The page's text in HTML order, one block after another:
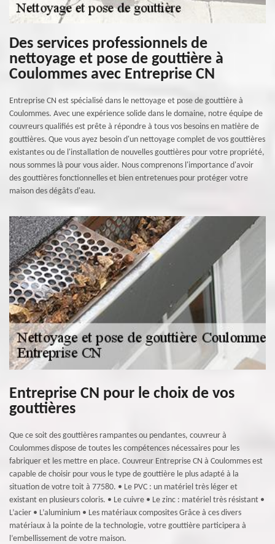
Des services professionnels de
nettoyage et pose de gouttière à
Coulommes avec Entreprise CN
Entreprise CN est spécialisé dans le nettoyage et pose de gouttière à
Coulommes. Avec une expérience solide dans le domaine, notre équipe de
couvreurs qualifiés est prête à répondre à tous vos besoins en matière de
gouttières. Que vous ayez besoin d'un nettoyage complet de vos gouttières
existantes ou de l'installation de nouvelles gouttières pour votre propriété,
nous sommes là pour vous aider. Nous comprenons l'importance d'avoir
des gouttières fonctionnelles et bien entretenues pour protéger votre
maison des dégâts d'eau.
Entreprise CN pour le choix de vos
gouttières
Que ce soit des gouttières rampantes ou pendantes, couvreur à
Coulommes dispose de toutes les compétences nécessaires pour les
fabriquer et les mettre en place. Couvreur Entreprise CN à Coulommes est
capable de choisir pour vous le type de gouttière le plus adapté à la
situation de votre toit à 77580. • Le PVC : un matériel très léger et
existant en plusieurs coloris. • Le cuivre • Le zinc : matériel très résistant •
L’acier • L’aluminium • Les matériaux composites Grâce à ces divers
matériaux à la pointe de la technologie, votre gouttière participera à
l’embellissement de votre maison.